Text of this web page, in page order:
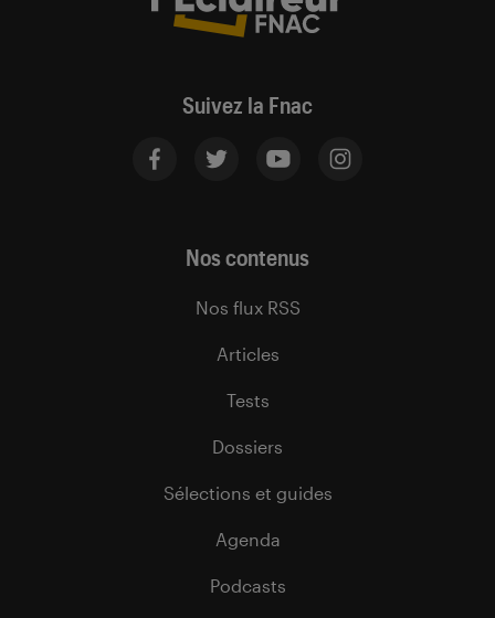
Suivez la Fnac
Nos contenus
Nos flux RSS
Articles
Tests
Dossiers
Sélections et guides
Agenda
Podcasts